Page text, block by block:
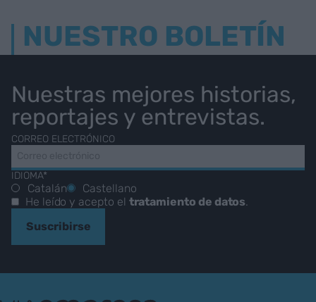
NUESTRO BOLETÍN
Nuestras mejores historias,
reportajes y entrevistas.
CORREO ELECTRÓNICO
IDIOMA*
Catalán
Castellano
He leído y acepto el tratamiento de datos
Suscribirse